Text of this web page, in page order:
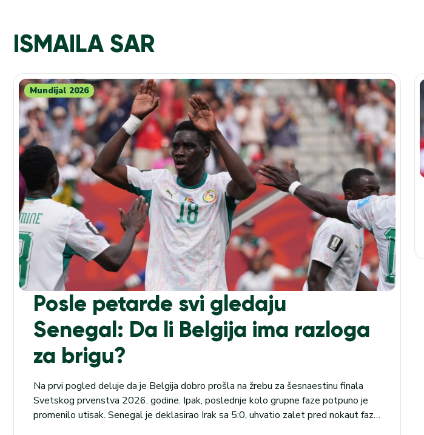
ISMAILA SAR
Mundijal 2026
Posle petarde svi gledaju
Senegal: Da li Belgija ima razloga
za brigu?
Na prvi pogled deluje da je Belgija dobro prošla na žrebu za šesnaestinu finala
Svetskog prvenstva 2026. godine. Ipak, poslednje kolo grupne faze potpuno je
promenilo utisak. Senegal je deklasirao Irak sa 5:0, uhvatio zalet pred nokaut fazu